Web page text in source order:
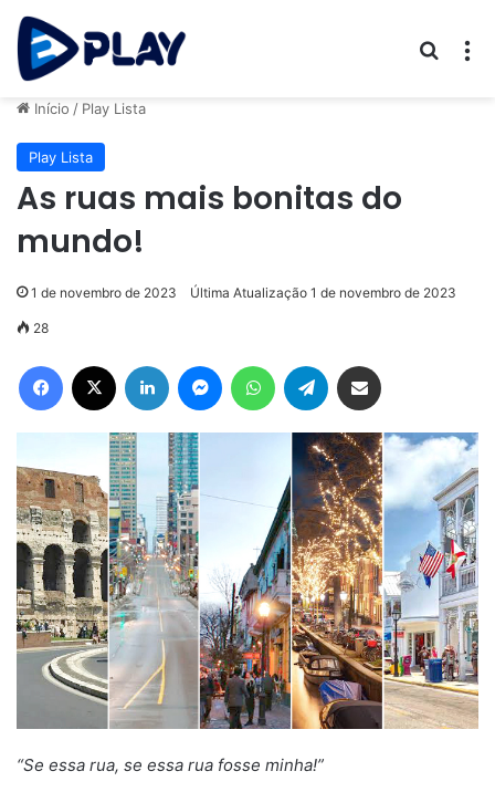
Início / Play Lista
Play Lista
As ruas mais bonitas do
mundo!
1 de novembro de 2023 Última Atualização 1 de novembro de 2023
28
Facebook Linkedin MessengerWhatsAppTelegram
“Se essa rua, se essa rua fosse minha!”